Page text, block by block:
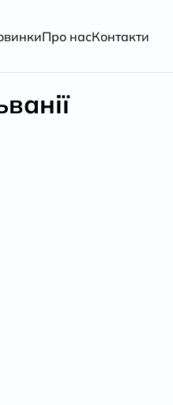
Про насКонтакти